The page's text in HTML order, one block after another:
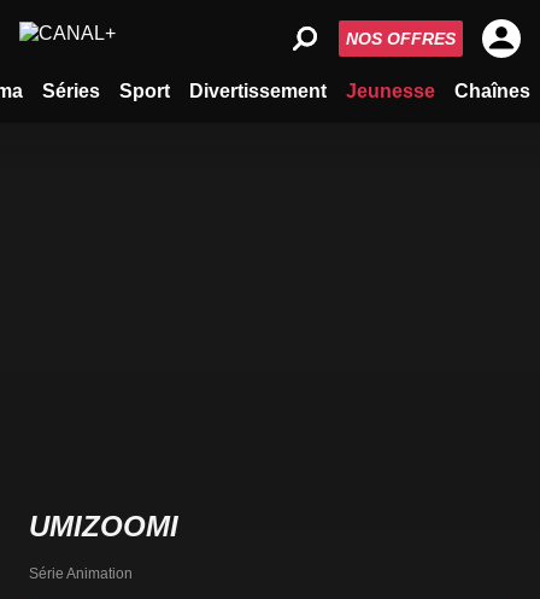
Séries Sport Divertissement Jeunesse Chaînes
NOS OFFRES
UMIZOOMI
Série Animation